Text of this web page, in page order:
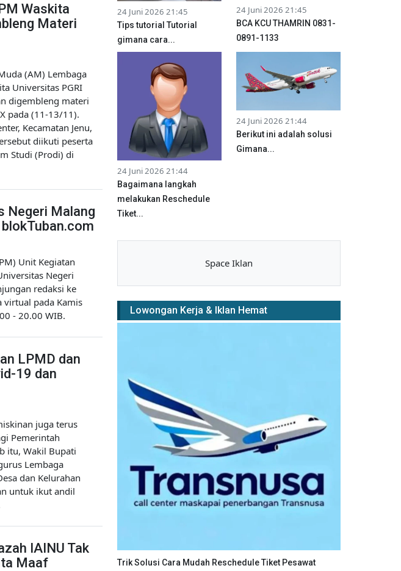
Waskita
Materi
(AM) Lembaga
Universitas PGRI
digembleng materi
pada (11-13/11).
Kecamatan Jenu,
diikuti peserta
Studi (Prodi) di
Negeri Malang
Unit Kegiatan
Negeri
redaksi ke
virtual pada Kamis
- 20.00 WIB.
LPMD dan
19 dan
juga terus
Pemerintah
itu, Wakil Bupati
Lembaga
dan Kelurahan
untuk ikut andil
IAINU Tak
Maaf
24 Juni 2026 21:45
Tips tutorial Tutorial
gimana cara...
24 Juni 2026 21:45
BCA KCU THAMRIN 0831-
0891-1133
24 Juni 2026 21:44
Bagaimana langkah
melakukan Reschedule
Tiket...
24 Juni 2026 21:44
Berikut ini adalah solusi
Gimana...
Space Iklan
Lowongan Kerja & Iklan Hemat
Trik Solusi Cara Mudah Reschedule Tiket Pesawat